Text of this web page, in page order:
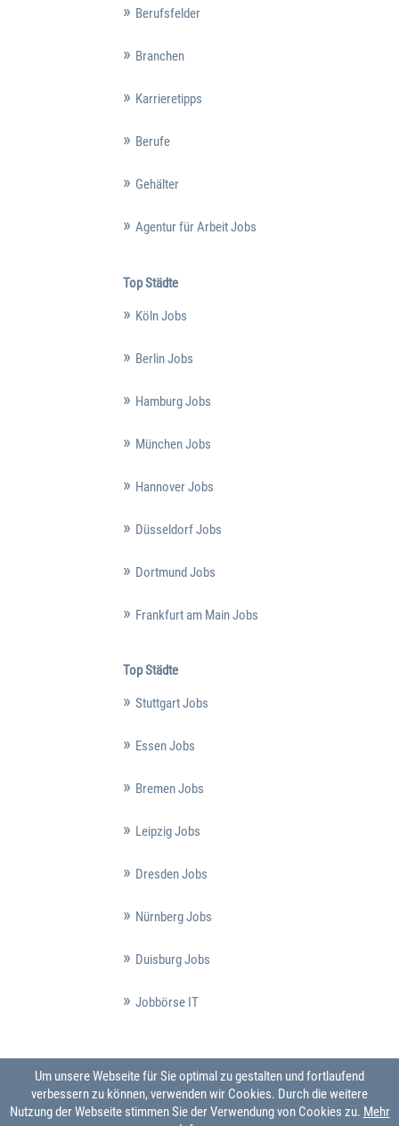
Berufsfelder
Branchen
Karrieretipps
Berufe
Gehälter
Agentur für Arbeit Jobs
Top Städte
Köln Jobs
Berlin Jobs
Hamburg Jobs
München Jobs
Hannover Jobs
Düsseldorf Jobs
Dortmund Jobs
Frankfurt am Main Jobs
Top Städte
Stuttgart Jobs
Essen Jobs
Bremen Jobs
Leipzig Jobs
Dresden Jobs
Nürnberg Jobs
Duisburg Jobs
Jobbörse IT
Um unsere Webseite für Sie optimal zu gestalten und fortlaufend
verbessern zu können, verwenden wir Cookies. Durch die weitere
Nutzung der Webseite stimmen Sie der Verwendung von Cookies zu. Mehr